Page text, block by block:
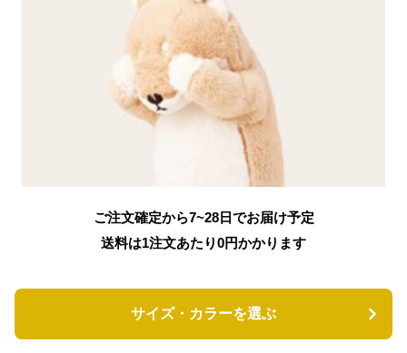
ご注文確定から7~28日でお届け予定
送料は1注文あたり0円かかります
サイズ・カラーを選ぶ